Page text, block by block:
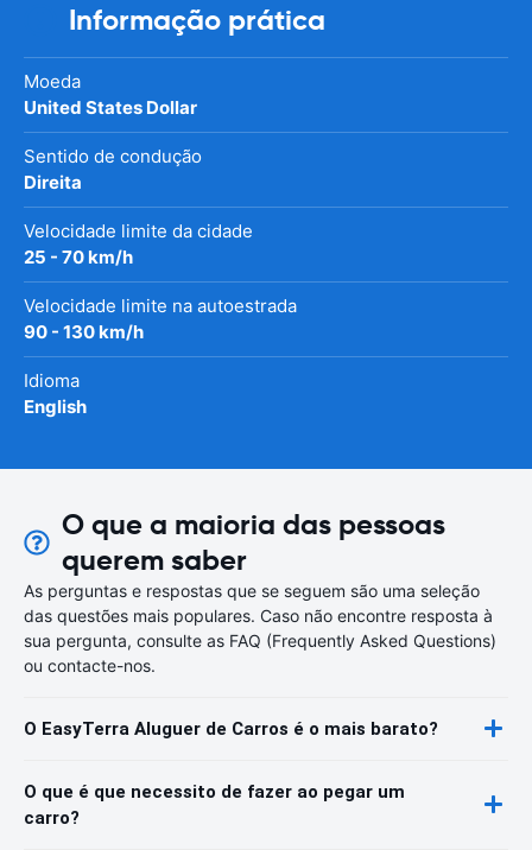
Informação prática
Moeda
United States Dollar
Sentido de condução
Direita
Velocidade limite da cidade
25 - 70 km/h
Velocidade limite na autoestrada
90 - 130 km/h
Idioma
English
O que a maioria das pessoas
querem saber
As perguntas e respostas que se seguem são uma seleção
das questões mais populares. Caso não encontre resposta à
sua pergunta, consulte as FAQ (Frequently Asked Questions)
ou contacte-nos.
O EasyTerra Aluguer de Carros é o mais barato?
O que é que necessito de fazer ao pegar um
carro?